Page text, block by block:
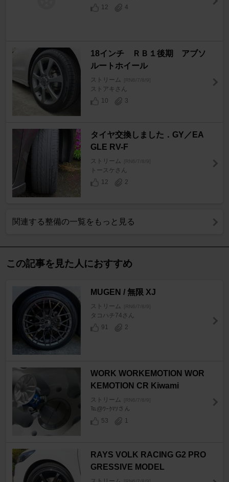
12
4
18インチ ＲＢ１後期 アブソ
ルートホイール
ストリーム [RN6/7/8/9]
ストアキさん
10
3
タイヤ交換しました．GY／EA
GLE RV-F
ストリーム [RN6/7/8/9]
トースケさん
12
2
関連する整備の一覧をもっと見る
この記事を見た人におすすめ
MUGEN / 無限 XJ
ストリーム [RN6/7/8/9]
タコハチ74さん
91
2
WORK WORKEMOTION WOR
KEMOTION CR Kiwami
ストリーム [RN6/7/8/9]
℡@ﾜｰｸﾏｿさん
53
1
RAYS VOLK RACING G2 PRO
GRESSIVE MODEL